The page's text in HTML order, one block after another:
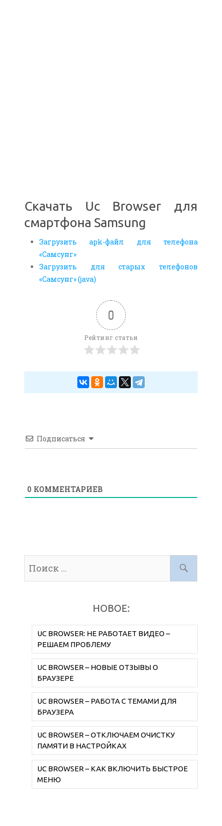
Скачать Uc Browser для
смартфона Samsung
Загрузить apk-файл для телефона
«Самсунг»
Загрузить для старых телефонов
«Самсунг» (java)
0
Рейтинг статьи
Подписаться
0 КОММЕНТАРИЕВ
НОВОЕ:
UC BROWSER: НЕ РАБОТАЕТ ВИДЕО –
РЕШАЕМ ПРОБЛЕМУ
UC BROWSER – НОВЫЕ ОТЗЫВЫ О
БРАУЗЕРЕ
UC BROWSER – РАБОТА С ТЕМАМИ ДЛЯ
БРАУЗЕРА
UC BROWSER – ОТКЛЮЧАЕМ ОЧИСТКУ
ПАМЯТИ В НАСТРОЙКАХ
UC BROWSER – КАК ВКЛЮЧИТЬ БЫСТРОЕ
МЕНЮ